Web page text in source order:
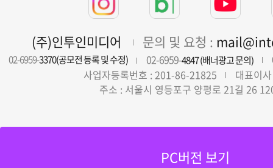
(주)인투인미디어 문의 및 요청 :
02-6959-3370(공모전 등록 및 수정) 02-6959-4847 (배너광고 문의)
사업자등록번호 : 201-86-21825
대표이
주소 : 서울시 영등포구 양평로 21길 26
PC버전 보기